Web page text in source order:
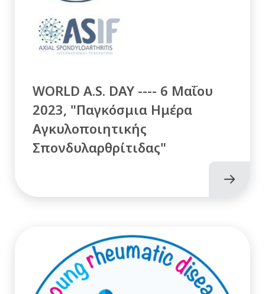
WORLD A.S. DAY ---- 6 Μαΐου
2023, "Παγκόσμια Ημέρα
Αγκυλοποιητικής
Σπονδυλαρθρίτιδας"